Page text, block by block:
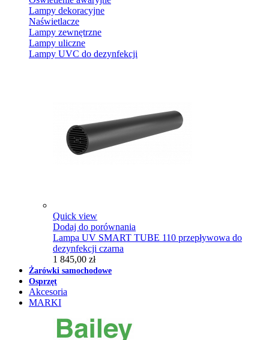
Lampy dekoracyjne
Naświetlacze
Lampy zewnętrzne
Lampy uliczne
Lampy UVC do dezynfekcji
Quick view
Dodaj do porównania
Lampa UV SMART TUBE 110 przepływowa do
dezynfekcji czarna
1 845,00 zł
Żarówki samochodowe
Osprzęt
Akcesoria
MARKI